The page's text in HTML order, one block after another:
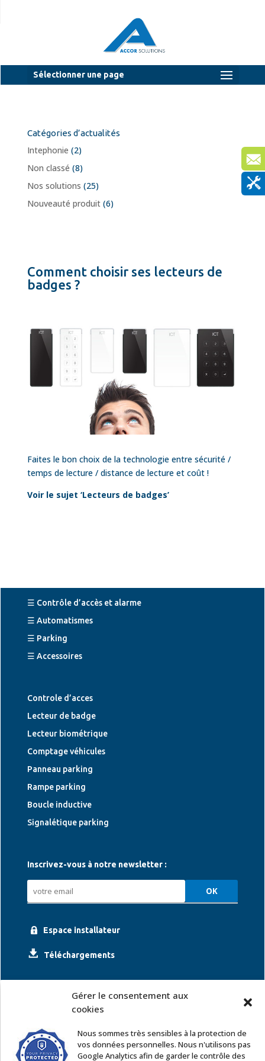
Gérer le consentement aux
cookies
Nous sommes très sensibles à la protection de
vos données personnelles. Nous n'utilisons pas
Google Analytics afin de garder le contrôle des
Sélectionner une page
Catégories d’actualités
Intephonie (2)
Non classé (8)
Nos solutions (25)
Nouveauté produit(6)
Comment choisir ses lecteurs de
badges ?
Faites le bon choix de la technologie entre sécurité /
temps de lecture / distance de lecture et coût !
Voir le sujet ‘Lecteurs de badges’
☰ Contrôle d’accès et alarme
☰ Automatismes
☰ Parking
☰ Accessoires
Controle d’acces
Lecteur de badge
Lecteur biométrique
Comptage véhicules
Panneau parking
Rampe parking
Boucle inductive
Signalétique parking
Inscrivez-vous à notre newsletter :
Espace installateur
Téléchargements
ACCOR SOLUTIONS